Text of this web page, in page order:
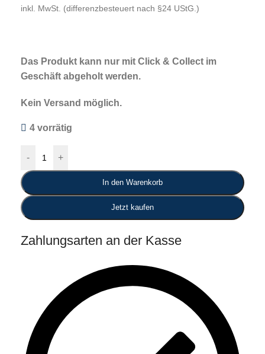
inkl. MwSt. (differenzbesteuert nach §24 UStG.)
Das Produkt kann nur mit Click & Collect im
Geschäft abgeholt werden.
Kein Versand möglich.
4 vorrätig
- +
In den Warenkorb
Jetzt kaufen
Zahlungsarten an der Kasse